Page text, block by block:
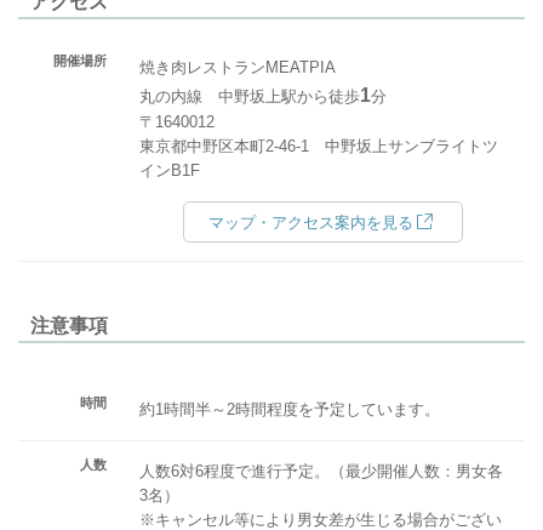
開催場所
焼き肉レストランMEATPIA
丸の内線 中野坂上駅から徒歩1分
〒1640012
東京都中野区本町2-46-1 中野坂上サンブライトツ
インB1F
マップ・アクセス案内を見る
注意事項
時間 約1時間半～2時間程度を予定しています。
人数
人数6対6程度で進行予定。（最少開催人数：男女各
3名）
※キャンセル等により男女差が生じる場合がござい